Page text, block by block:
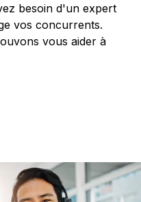
besoin d'un expert
vos concurrents.
vous aider à